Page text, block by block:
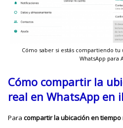
Cómo saber si estás compartiendo
WhatsApp para
Cómo compartir la
real en WhatsApp en
Paracompartir la ubicación en